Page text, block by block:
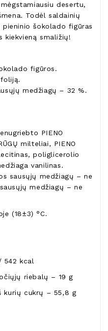
desertu,
Todėl saldainių
pieninio šokolado figūras
kiekvieną smaližių!
figūros.
medžiagų – 32 %.
PIENO
milteliai, PIENO
poliglicerolio
vanilinas.
sausųjų medžiagų – ne
medžiagų – ne
(18±3) °C.
542 kcal
riebalų – 19 g
kurių cukrų – 55,8 g